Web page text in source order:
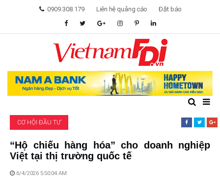
0909.308.179 Liên hệ quảng cáo Đặt báo
TÂM ĐIỂM ĐẦU TƯ
TÀI CHÍNH
KHỞI NGHIỆP
GIẢI TRÍ & CÔNG NGHỆ
CƠ HỘI ĐẦU TƯ
“Hộ chiếu hàng hóa” cho doanh nghiệp
Việt tại thị trường quốc tế
6/4/2026 5:50:04 AM